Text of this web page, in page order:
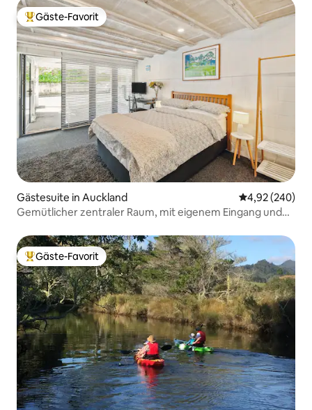
Beliebter Gäste-Favorit.
Gäste-Favorit
Gästesuite in Auckland
4,92 (240)
Gemütlicher zentraler Raum, mit eigenem Eingang und
Beliebter Gäste-Favorit.
Gäste-Favorit